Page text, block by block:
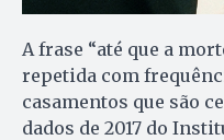
A frase “até que a
repetida com
casamentos que são
dados de 2017 do